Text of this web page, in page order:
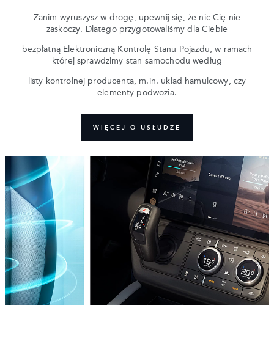
Zanim wyruszysz w drogę, upewnij się, że nic Cię nie
zaskoczy. Dlatego przygotowaliśmy dla Ciebie
bezpłatną Elektroniczną Kontrolę Stanu Pojazdu, w ramach
której sprawdzimy stan samochodu według
listy kontrolnej producenta, m.in. układ hamulcowy, czy
elementy podwozia.
WIĘCEJ O USŁUDZE